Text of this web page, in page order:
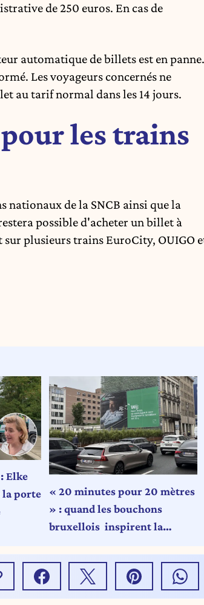
de 250 euros. En cas de
automatique de billets est en panne.
Les voyageurs concernés ne
au tarif normal dans les 14 jours.
les trains
nationaux de la SNCB ainsi que la
possible d'acheter un billet à
plusieurs trains EuroCity, OUIGO
Elke
la porte
« 20 minutes pour 20 mètres
» : quand les bouchons
bruxellois inspirent la
banque...